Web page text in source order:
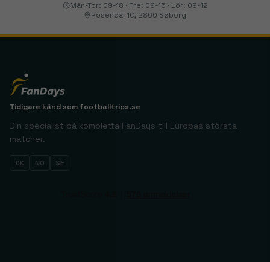
Mån-Tor: 09-18 · Fre: 09-15 · Lör: 09-12
Rosendal 1C, 2860 Søborg
Tidigare känd som footballtrips.se
Din specialist på kompletta FanDays till Europas största
matcher.
DK NO SE